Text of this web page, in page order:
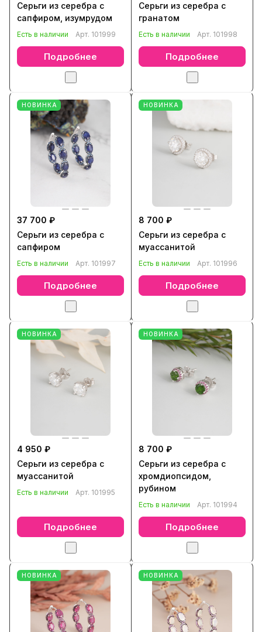
Серьги из серебра с
сапфиром, изумрудом
Есть в наличии Арт. 101999
Подробнее
Серьги из серебра с
гранатом
Есть в наличии Арт. 101998
Подробнее
НОВИНКА
37 700 ₽
Серьги из серебра с
сапфиром
Есть в наличии Арт. 101997
Подробнее
НОВИНКА
8 700 ₽
Серьги из серебра с
муассанитой
Есть в наличии Арт. 101996
Подробнее
НОВИНКА
4 950 ₽
Серьги из серебра с
муассанитой
Есть в наличии Арт. 101995
Подробнее
НОВИНКА
8 700 ₽
Серьги из серебра с
хромдиопсидом,
рубином
Есть в наличии Арт. 101994
Подробнее
НОВИНКА НОВИНКА